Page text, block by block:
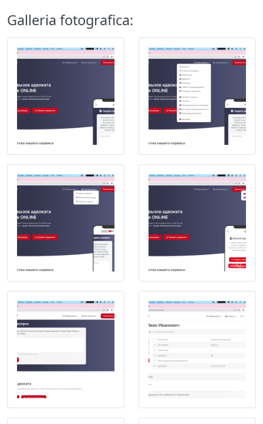
Galleria fotografica: